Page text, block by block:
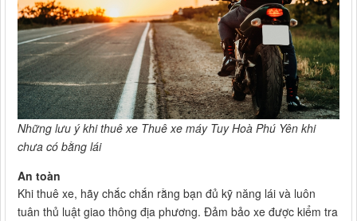
Những lưu ý khi thuê xe Thuê xe máy Tuy Hoà Phú Yên khi
chưa có bằng lái
An toàn
Khi thuê xe, hãy chắc chắn rằng bạn đủ kỹ năng lái và luôn
tuân thủ luật giao thông địa phương. Đảm bảo xe được kiểm tra